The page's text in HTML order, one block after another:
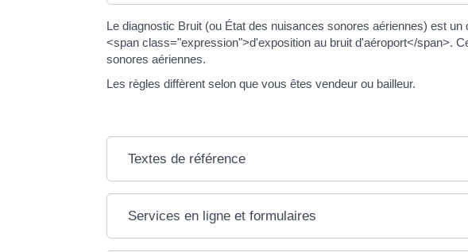
Le diagnostic Bruit (ou État des nuisances sonores aériennes) est
<span class="expression">d'exposition au bruit d'aéroport</span>.
sonores aériennes.
Les règles diffèrent selon que vous êtes vendeur ou bailleur.
Textes de référence
Services en ligne et formulaires